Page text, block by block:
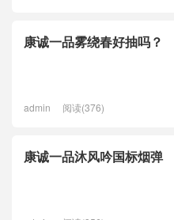
康诚一品雾绕春好抽吗？
admin 阅读(376)
康诚一品沐风吟国标烟弹